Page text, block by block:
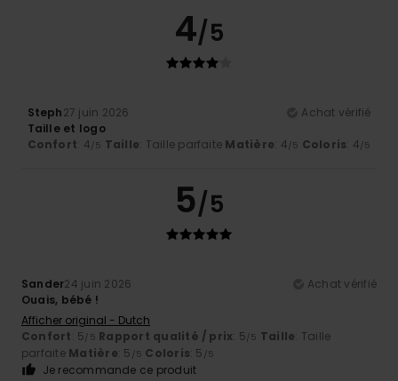
4/5
Steph27 juin 2026
Achat vérifié
Taille et logo
Confort: 4/5 Taille: Taille parfaite Matière: 4/5 Coloris: 4/5
5/5
Sander24 juin 2026
Achat vérifié
Ouais, bébé !
Afficher original - Dutch
Confort: 5/5 Rapport qualité / prix: 5/5 Taille: Taille
parfaite Matière: 5 /5 Coloris: 5 /5
Je recommande ce produit